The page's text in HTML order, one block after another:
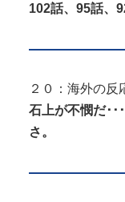
102話、95話、
２０：海外の反
石上が不憫だ･･
さ。